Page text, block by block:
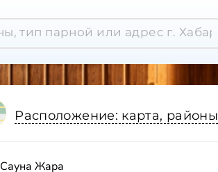
Расположение: карта, районы
Сауна Жара